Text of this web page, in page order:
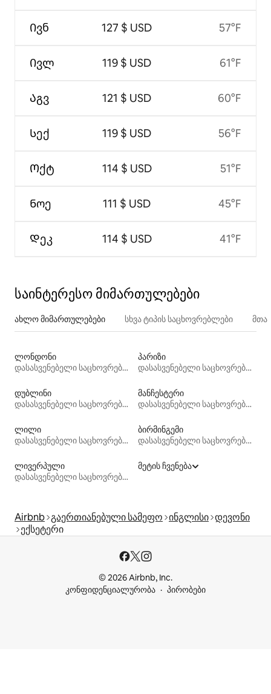
Ივნ
Ივლ
Აგვ
Სექ
Ოქტ
Ნოე
Დეკ
127 $ USD
119 $ USD
121 $ USD
119 $ USD
114 $ USD
111 $ USD
114 $ USD
57°F
61°F
60°F
56°F
51°F
45°F
41°F
საინტერესო მიმართულებები
ახლო მიმართულებები სხვა ტიპის საცხოვრებლები
ლონდონი
დასასვენებელი საცხოვრებლები
პარიზი
დასასვენებელი საცხოვრებლები
დუბლინი
დასასვენებელი საცხოვრებლები
მანჩესტერი
დასასვენებელი საცხოვრებლები
ლილი
დასასვენებელი საცხოვრებლები
ბირმინგემი
დასასვენებელი საცხოვრებლები
ლივერპული
დასასვენებელი საცხოვრებლები
მეტის ჩვენება
Airbnb გაერთიანებული სამეფო ინგლისი დევონი
ექსეტერი
© 2026 Airbnb, Inc.
კონფიდენციალურობა
პირობები